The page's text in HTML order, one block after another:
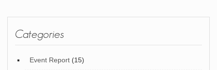
Categories
Event Report (15)